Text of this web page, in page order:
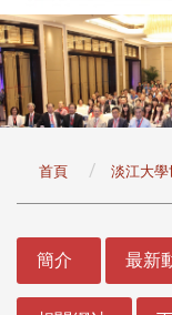
首頁 淡江大
簡介 最新